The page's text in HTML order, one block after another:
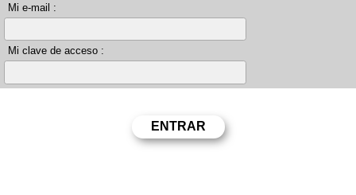
Mi e-mail :
Mi clave de acceso :